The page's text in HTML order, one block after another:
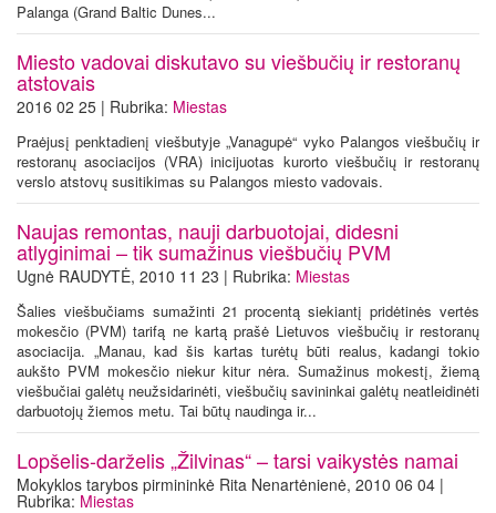
Palanga (Grand Baltic Dunes...
Miesto vadovai diskutavo su viešbučių ir restoranų
atstovais
2016 02 25 | Rubrika: Miestas
Praėjusį penktadienį viešbutyje „Vanagupė“ vyko Palangos viešbučių ir
restoranų asociacijos (VRA) inicijuotas kurorto viešbučių ir restoranų
verslo atstovų susitikimas su Palangos miesto vadovais.
Naujas remontas, nauji darbuotojai, didesni
atlyginimai – tik sumažinus viešbučių PVM
Ugnė RAUDYTĖ, 2010 11 23 | Rubrika: Miestas
Šalies viešbučiams sumažinti 21 procentą siekiantį pridėtinės vertės
mokesčio (PVM) tarifą ne kartą prašė Lietuvos viešbučių ir restoranų
asociacija. „Manau, kad šis kartas turėtų būti realus, kadangi tokio
aukšto PVM mokesčio niekur kitur nėra. Sumažinus mokestį, žiemą
viešbučiai galėtų neužsidarinėti, viešbučių savininkai galėtų neatleidinėti
darbuotojų žiemos metu. Tai būtų naudinga ir...
Lopšelis-darželis „Žilvinas“ – tarsi vaikystės namai
Mokyklos tarybos pirmininkė Rita Nenartėnienė, 2010 06 04 |
Rubrika: Miestas